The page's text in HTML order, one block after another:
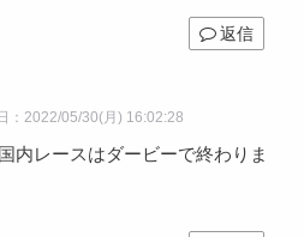
返信
：2022/05/30(月) 16:02:28
内レースはダービーで終わりま